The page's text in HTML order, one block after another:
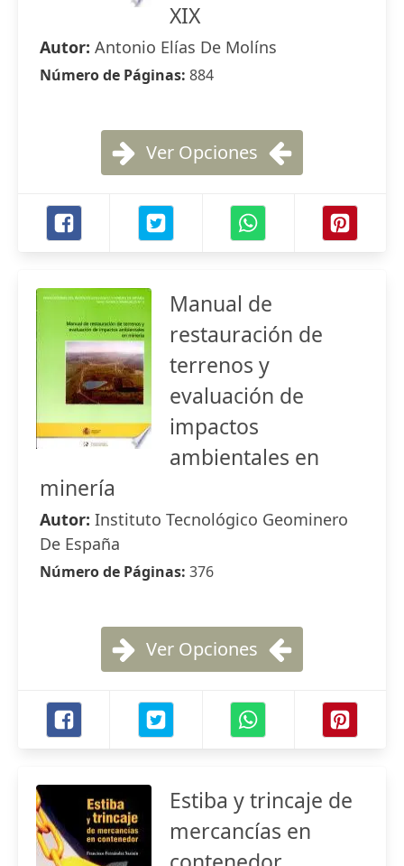
XIX
Autor: Antonio Elías De Molíns
Número de Páginas: 884
Ver Opciones
Manual de
restauración de
terrenos y
evaluación de
impactos
ambientales en
minería
Autor: Instituto Tecnológico Geominero
De España
Número de Páginas: 376
Ver Opciones
Estiba y trincaje de
mercancías en